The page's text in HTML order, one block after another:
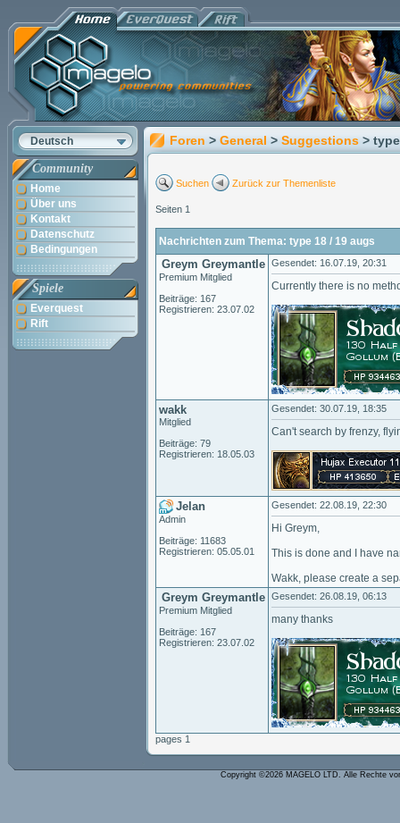
Deutsch
Community
Home
Über uns
Kontakt
Datenschutz
Bedingungen
Spiele
Everquest
Rift
Foren > General > Suggestions >
Suchen Zurück zur Themenliste
Seiten 1
Nachrichten zum Thema: type 18 / 19 augs
Greym Greymantle
Premium Mitglied
Beiträge: 167
Registrieren: 23.07.02
Gesendet: 16.07.19, 20:31
Currently there is no
wakk
Mitglied
Beiträge: 79
Registrieren: 18.05.03
Gesendet: 30.07.19, 18:35
Can't search by frenzy,
Jelan
Admin
Beiträge: 11683
Registrieren: 05.05.01
Gesendet: 22.08.19, 22:30
Hi Greym,
This is done and I have
Wakk, please create a
Greym Greymantle
Premium Mitglied
Beiträge: 167
Registrieren: 23.07.02
Gesendet: 26.08.19, 06:13
many thanks
pages 1
Copyright ©2026 MAGELO LTD. Alle Rechte